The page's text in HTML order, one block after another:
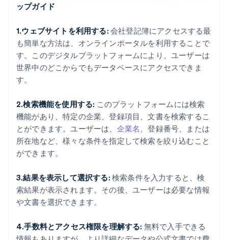
ップガイド
1.ウェブサイトを利用する: 会社登記簿にアクセスする最
も簡単な方法は、オンラインポータルを利用することで
す。このデジタルプラットフォームにより、ユーザーは
世界中のどこからでもデータベースにアクセスできま
す。
2.検索機能を使用する: このプラットフォームには検索
機能があり、特定の企業、登録項目、文書を検索するこ
とができます。ユーザーは、 企業名 、登録番号、または
所在地など、様々な条件を指定して検索を絞り込むこと
ができます。
3.結果を表示して選択する: 検索条件を入力すると、検
索結果が表示されます。その後、ユーザーは必要な情報
や文書を選択できます。
4.手数料とアクセス権限を理解する: 無料で入手できる